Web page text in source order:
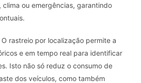
ou emergências, garantindo
O rastreio por localização permite a
e em tempo real para identificar
Isto não só reduz o consumo de
dos veículos, como também